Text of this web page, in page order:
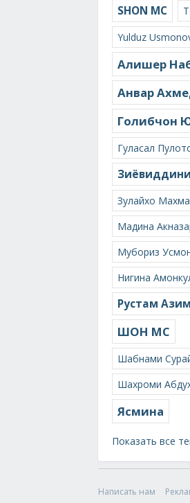
SHON MC
Yulduz
Алишер
Анвар
Голибчон
Гуласал
Зулайхо
Мадина
Мубориз
Нигина
Рустам
ШОН МС
Шабнами
Шахроми
Ясмина
Показать все
Написать нам